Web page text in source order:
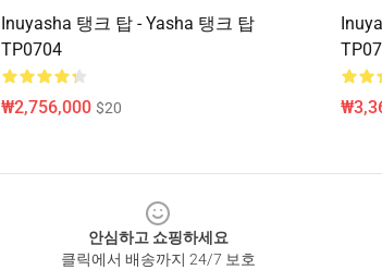
Inuyasha 탱크 탑 - Yasha 탱크 탑
TP0704
₩2,756,000 $20
안심하고 쇼핑하세요
클릭에서 배송까지 24/7 보호